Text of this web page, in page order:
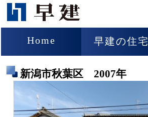
Home 早建の住宅
新潟市秋葉区 2007年